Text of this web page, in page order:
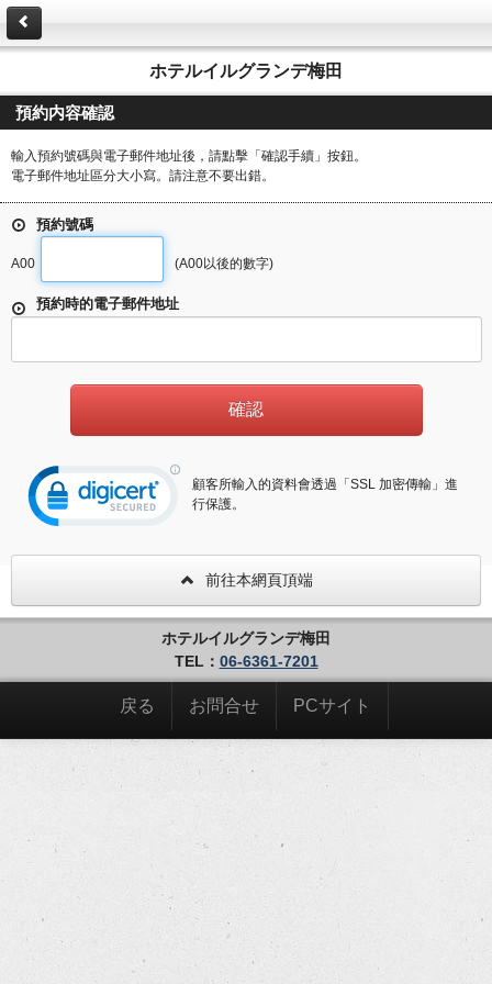
ホテルイルグランデ梅田
預約内容確認
輸入預約號碼與電子郵件地址後，請點擊「確認手續」按鈕。
電子郵件地址區分大小寫。請注意不要出錯。
預約號碼
A00 (A00以後的數字)
預約時的電子郵件地址
顧客所輸入的資料會透過「SSL 加密傳輸」進
行保護。
前往本網頁頂端
ホテルイルグランデ梅田
TEL： 06-6361-7201
戻る お問合せ PCサイト